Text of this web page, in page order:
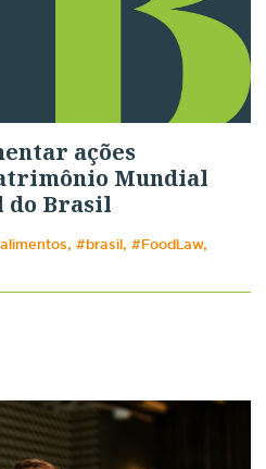
ações
Mundial
do Brasil
#brasil, #FoodLaw,